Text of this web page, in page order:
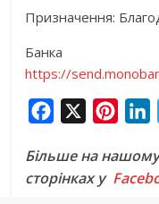
Призначення:
https://
c
e
n
t
n
k
Більше на нашому
сторінках у